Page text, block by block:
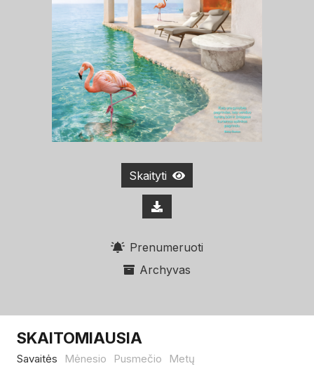
Skaityti
Prenumeruoti
Archyvas
SKAITOMIAUSIA
Savaitės Mėnesio Pusmečio Metų